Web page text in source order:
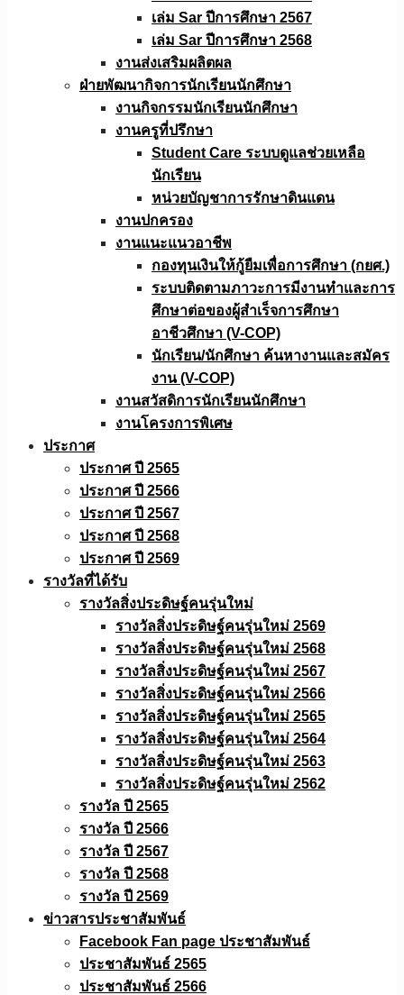
เล่ม Sar ปีการศึกษา 2567
เล่ม Sar ปีการศึกษา 2568
งานส่งเสริมผลิตผล
ฝ่ายพัฒนากิจการนักเรียนนักศึกษา
งานกิจกรรมนักเรียนนักศึกษา
งานครูที่ปรึกษา
Student Care ระบบดูแลช่วยเหลือ
นักเรียน
หน่วยบัญชาการรักษาดินแดน
งานปกครอง
งานแนะแนวอาชีพ
กองทุนเงินให้กู้ยืมเพื่อการศึกษา (กยศ.)
ระบบติดตามภาวะการมีงานทำและการ
ศึกษาต่อของผู้สำเร็จการศึกษา
อาชีวศึกษา (V-COP)
นักเรียน/นักศึกษา ค้นหางานและสมัคร
งาน (V-COP)
งานสวัสดิการนักเรียนนักศึกษา
งานโครงการพิเศษ
ประกาศ
ประกาศ ปี 2565
ประกาศ ปี 2566
ประกาศ ปี 2567
ประกาศ ปี 2568
ประกาศ ปี 2569
รางวัลที่ได้รับ
รางวัลสิ่งประดิษฐ์คนรุ่นใหม่
รางวัลสิ่งประดิษฐ์คนรุ่นใหม่ 2569
รางวัลสิ่งประดิษฐ์คนรุ่นใหม่ 2568
รางวัลสิ่งประดิษฐ์คนรุ่นใหม่ 2567
รางวัลสิ่งประดิษฐ์คนรุ่นใหม่ 2566
รางวัลสิ่งประดิษฐ์คนรุ่นใหม่ 2565
รางวัลสิ่งประดิษฐ์คนรุ่นใหม่ 2564
รางวัลสิ่งประดิษฐ์คนรุ่นใหม่ 2563
รางวัลสิ่งประดิษฐ์คนรุ่นใหม่ 2562
รางวัล ปี 2565
รางวัล ปี 2566
รางวัล ปี 2567
รางวัล ปี 2568
รางวัล ปี 2569
ข่าวสารประชาสัมพันธ์
Facebook Fan page ประชาสัมพันธ์
ประชาสัมพันธ์ 2565
ประชาสัมพันธ์ 2566